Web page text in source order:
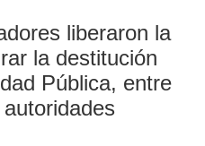
liberaron la
la destitución
Pública, entre